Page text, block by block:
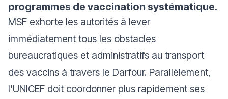
programmes de vaccination systématique.
MSF exhorte les autorités à lever
immédiatement tous les obstacles
bureaucratiques et administratifs au transport
des vaccins à travers le Darfour. Parallèlement,
l'UNICEF doit coordonner plus rapidement ses